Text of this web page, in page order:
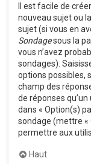
Il est facile de
nouveau sujet ou
sujet (si vous en
Sondagesous la
vous n’avez
sondages).
options possibles,
champ des
de réponses
dans « Option(s)
sondage (mettre «
permettre aux
Haut